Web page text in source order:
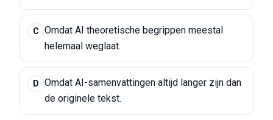
C
Omdat AI theoretische begrippen meestal
helemaal weglaat.
D
Omdat AI-samenvattingen altijd langer zijn dan
de originele tekst.